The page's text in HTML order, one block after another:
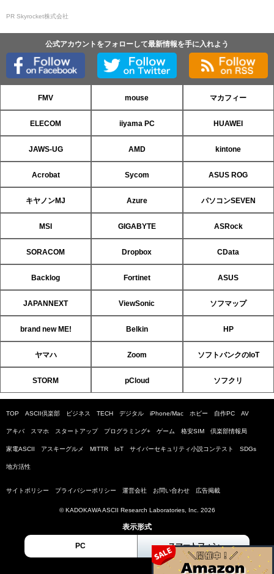
PR Skyrocket株式会社
公式アカウントをフォローして最新情報を手に入れよう
FMV mouse マカフィー
ELECOM iiyama PC HUAWEI
JAWS-UG AMD kintone
Acrobat Sycom ASUS ROG
キヤノンMJ Azure パソコンSEVEN
MSI GIGABYTE ASRock
SORACOM Dropbox CData
Backlog Fortinet ASUS
JAPANNEXT ViewSonic ソフマップ
brand new ME! Belkin HP
ヤマハ Zoom ソフトバンクのIoT
STORM pCloud ソフクリ
TOP ASCII倶楽部 ビジネス TECH デジタル iPhone/Mac ホビー 自作PC AV
アキバ スマホ スタートアップ プログラミング+ ゲーム 格安SIM 倶楽部情報局
家電ASCII アスキーグルメ MITTR IoT サイバーセキュリティ小説コンテスト SDGs
地方活性
サイトポリシー プライバシーポリシー 運営会社 お問い合わせ 広告掲載
© KADOKAWA ASCII Research Laboratories, Inc. 2026
表示形式
PC スマートフォン